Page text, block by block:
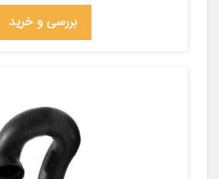
بررسی و خرید